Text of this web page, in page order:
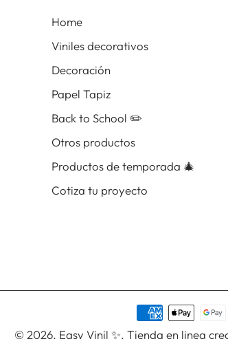
Home
Viniles decorativos
Decoración
Papel Tapiz
Back to School ✏️
Otros productos
Productos de temporada 🎄
Cotiza tu proyecto
© 2026, Easy Vinil ✨. Tienda en linea